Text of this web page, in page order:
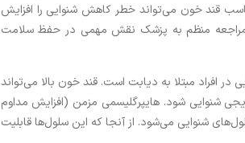
قند خون می‌تواند خطر کاهش شنوایی را افزایش
و مراجعه منظم به پزشک نقش مهمی در حفظ سلامت
افراد مبتلا به دیابت است. قند خون بالا می‌تواند
شنوایی شود. هایپرگلیسمی مزمن (افزایش مداوم
شنوایی می‌شود. از آنجا که این سلول‌ها قابلیت